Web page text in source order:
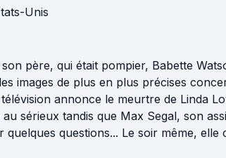
Unis
père, qui était pompier, Babette
images de plus en plus précises
annonce le meurtre de Linda
sérieux tandis que Max Segal, son
quelques questions... Le soir même, elle